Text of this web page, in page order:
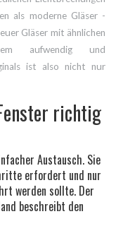
als moderne Gläser -
Gläser mit ähnlichen
aufwendig und
ist also nicht nur
richtig
Austausch. Sie
erfordert und nur
werden sollte. Der
beschreibt den